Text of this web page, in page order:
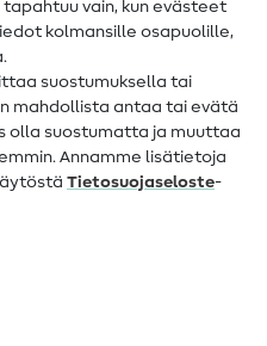
vain, kun evästeet
kolmansille osapuolille,
suostumuksella tai
mahdollista antaa tai evätä
olla suostumatta ja muuttaa
Annamme lisätietoja
Tietosuojaseloste-